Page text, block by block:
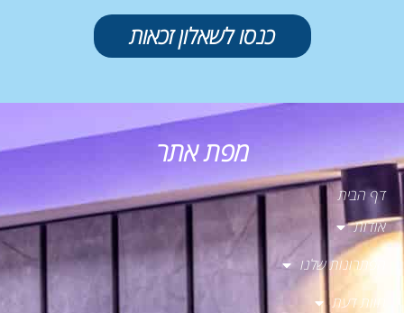
כנסו לשאלון זכאות
מפת אתר
דף הבית
אודות
הפתרונות שלנו
חוות דעת